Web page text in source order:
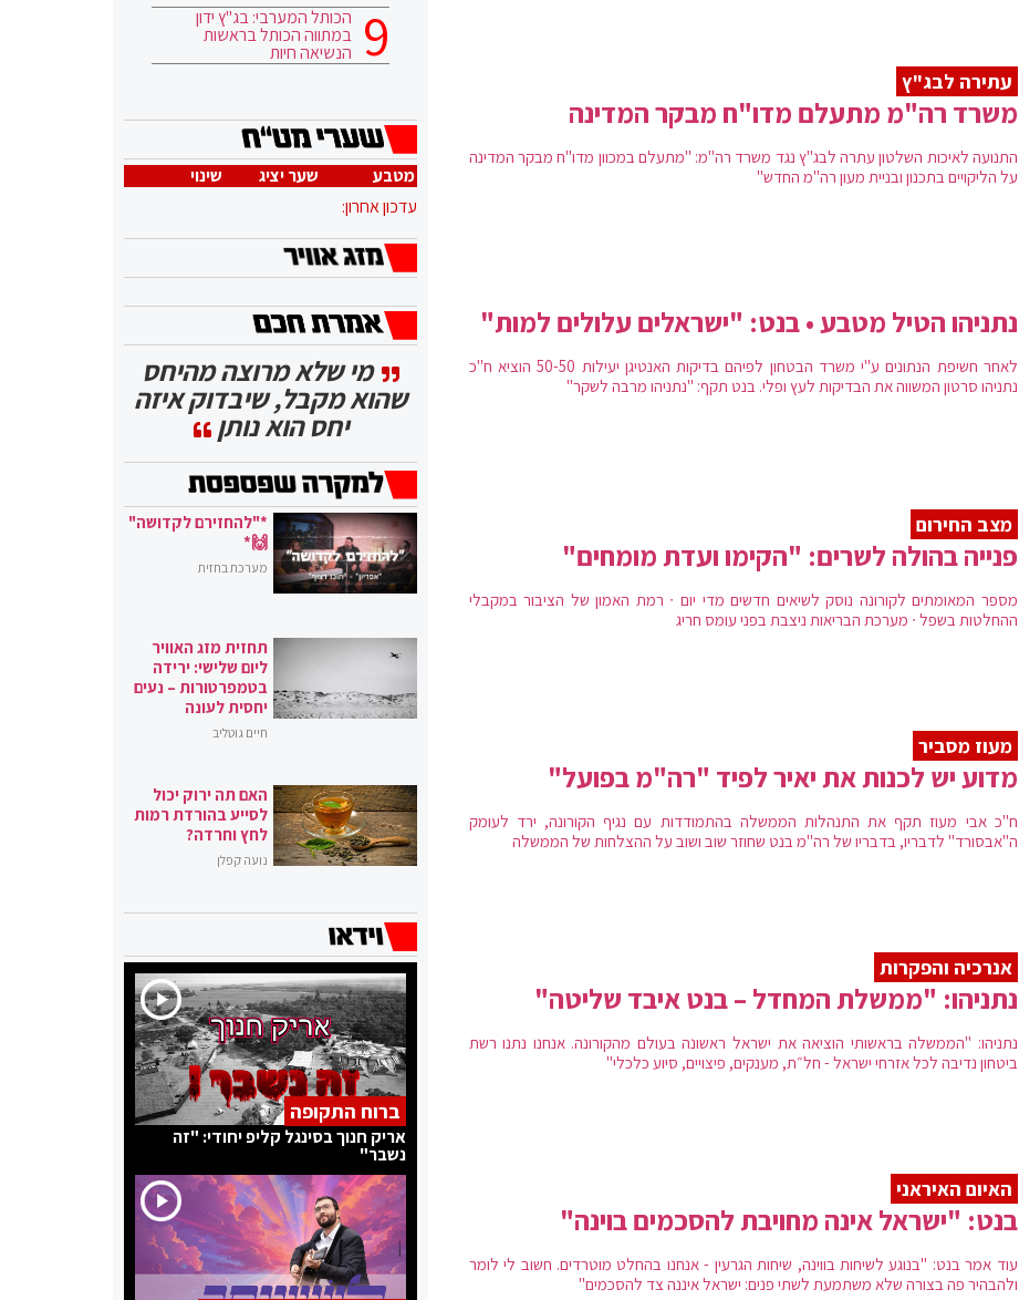
עתירה לבג"ץ
משרד רה"מ מתעלם מדו"ח מבקר המדינה
התנועה לאיכות השלטון עתרה לבג"ץ נגד משרד רה"מ: "מתעלם במכוון מדו"ח מבקר המדינה
על הליקויים בתכנון ובניית מעון רה"מ החדש"
נתניהו הטיל מטבע • בנט: "ישראלים עלולים למות"
לאחר חשיפת הנתונים ע"י משרד הבטחון לפיהם בדיקות האנטיגן יעילות 50-50 הוציא ח"כ
נתניהו סרטון המשווה את הבדיקות לעץ ופלי. בנט תקף: "נתניהו מרבה לשקר"
מצב החירום
פנייה בהולה לשרים: "הקימו ועדת מומחים"
מספר המאומתים לקורונה נוסק לשיאים חדשים מדי יום ∙ רמת האמון של הציבור במקבלי
ההחלטות בשפל ∙ מערכת הבריאות ניצבת בפני עומס חריג
מעוז מסביר
מדוע יש לכנות את יאיר לפיד "רה"מ בפועל"
ח"כ אבי מעוז תקף את התנהלות הממשלה בהתמודדות עם נגיף הקורונה, ירד לעומק
ה"אבסורד" לדבריו, בדבריו של רה"מ בנט שחוזר שוב ושוב על ההצלחות של הממשלה
אנרכיה והפקרות
נתניהו: "ממשלת המחדל – בנט איבד שליטה"
נתניהו: "הממשלה בראשותי הוציאה את ישראל ראשונה בעולם מהקורונה. אנחנו נתנו רשת
ביטחון נדיבה לכל אזרחי ישראל - חל״ת, מענקים, פיצויים, סיוע כלכלי"
האיום האיראני
בנט: "ישראל אינה מחויבת להסכמים בוינה"
עוד אמר בנט: "בנוגע לשיחות בווינה, שיחות הגרעין - אנחנו בהחלט מוטרדים. חשוב לי לומר
ולהבהיר פה בצורה שלא משתמעת לשתי פנים: ישראל איננה צד להסכמים"
הכותל המערבי: בג"ץ ידון
במתווה הכותל בראשות
הנשיאה חיות
מטבע שער יציג
שינוי
עדכון אחרון:
מי שלא מרוצה מהיחס
שהוא מקבל, שיבדוק איזה
יחס הוא נותן
*"להחזירם לקדושה"
🙌*
מערכת בחזית
תחזית מזג האוויר
ליום שלישי: ירידה
בטמפרטורות – נעים
יחסית לעונה
חיים גוטליב
האם תה ירוק יכול
לסייע בהורדת רמות
לחץ וחרדה?
נועה קפלן
ברוח התקופה
אריק חנוך בסינגל קליפ יחודי: "זה
נשבר"